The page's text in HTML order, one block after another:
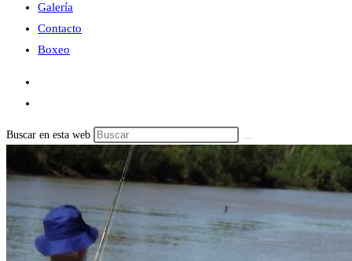
Galería
Contacto
Boxeo
Buscar en esta web